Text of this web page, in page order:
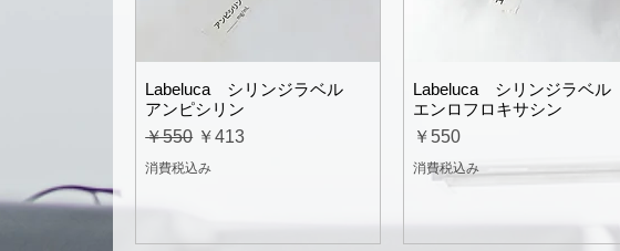
Labeluca シリンジラベル
アンピシリン
通常価格
￥550 セール価格
￥413
消費税込み
Labeluca シリンジラベル
エンロフロキサシン
価格
￥550
消費税込み